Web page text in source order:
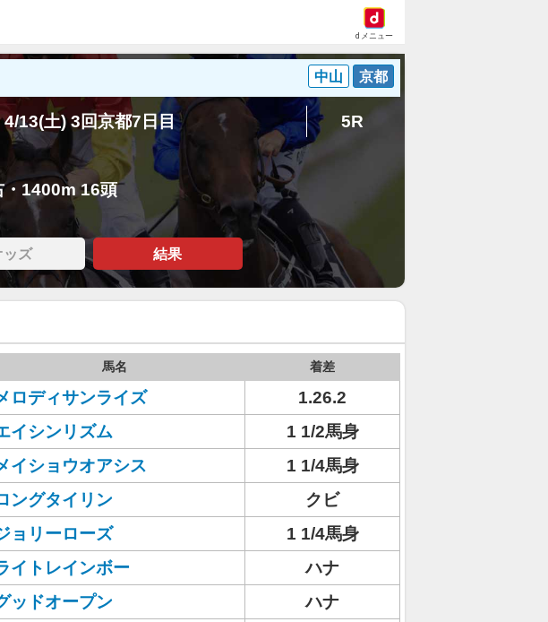
dメニュー
中山 京都
4/13(土) 3回京都7日目 5R
・1400m 16頭
ッズ 結果
馬名 着差
ロディサンライズ
1.26.2
イシンリズム
1 1/2馬身
イショウオアシス
1 1/4馬身
ングタイリン
クビ
ョリーローズ
1 1/4馬身
イトレインボー
ハナ
ッドオープン
ハナ